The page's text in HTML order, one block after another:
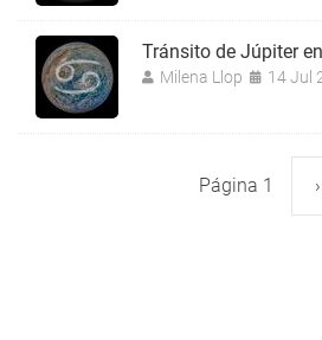
Tránsito de Júpiter
Milena Llop 14 Jul
Página 1